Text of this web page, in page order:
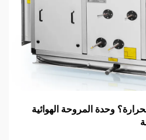
وحدة المروحة الهوائية